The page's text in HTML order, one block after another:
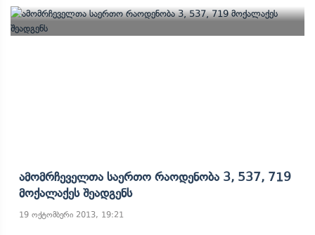
Ამომრჩეველთა Საერთო Რაოდენობა 3, 537, 719
Მოქალაქეს Შეადგენს
19 ოქტომბერი 2013, 19:21